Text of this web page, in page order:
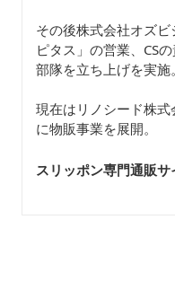
その後株式会社オズ
ピタス」の営業、CS
部隊を立ち上げを実施。
現在はリノシード株
に物販事業を展開。
スリッポン専門通販